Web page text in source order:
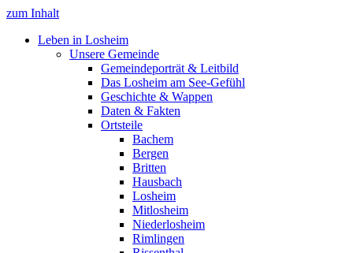
zum Inhalt
Leben in Losheim
Unsere Gemeinde
Gemeindeporträt & Leitbild
Das Losheim am See-Gefühl
Geschichte & Wappen
Daten & Fakten
Ortsteile
Bachem
Bergen
Britten
Hausbach
Losheim
Mitlosheim
Niederlosheim
Rimlingen